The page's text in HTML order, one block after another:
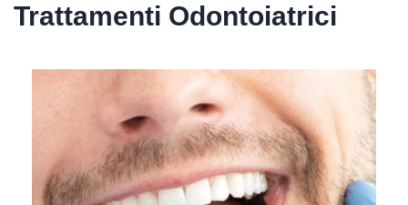
Trattamenti Odontoiatrici